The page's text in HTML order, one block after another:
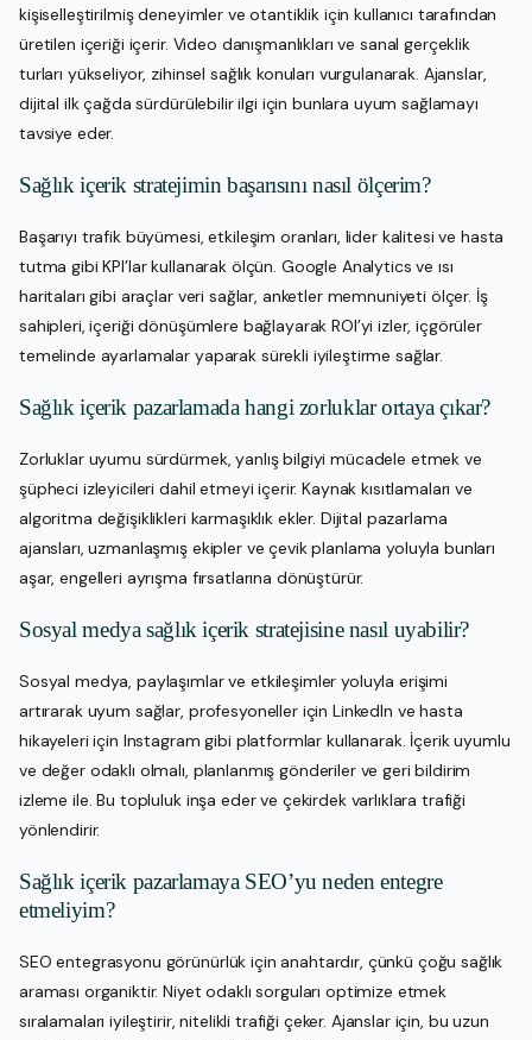
kişiselleştirilmiş deneyimler ve otantiklik için kullanıcı tarafından
üretilen içeriği içerir. Video danışmanlıkları ve sanal gerçeklik
turları yükseliyor, zihinsel sağlık konuları vurgulanarak. Ajanslar,
dijital ilk çağda sürdürülebilir ilgi için bunlara uyum sağlamayı
tavsiye eder.
Sağlık içerik stratejimin başarısını nasıl ölçerim?
Başarıyı trafik büyümesi, etkileşim oranları, lider kalitesi ve hasta
tutma gibi KPI’lar kullanarak ölçün. Google Analytics ve ısı
haritaları gibi araçlar veri sağlar, anketler memnuniyeti ölçer. İş
sahipleri, içeriği dönüşümlere bağlayarak ROI’yi izler, içgörüler
temelinde ayarlamalar yaparak sürekli iyileştirme sağlar.
Sağlık içerik pazarlamada hangi zorluklar ortaya çıkar?
Zorluklar uyumu sürdürmek, yanlış bilgiyi mücadele etmek ve
şüpheci izleyicileri dahil etmeyi içerir. Kaynak kısıtlamaları ve
algoritma değişiklikleri karmaşıklık ekler. Dijital pazarlama
ajansları, uzmanlaşmış ekipler ve çevik planlama yoluyla bunları
aşar, engelleri ayrışma fırsatlarına dönüştürür.
Sosyal medya sağlık içerik stratejisine nasıl uyabilir?
Sosyal medya, paylaşımlar ve etkileşimler yoluyla erişimi
artırarak uyum sağlar, profesyoneller için LinkedIn ve hasta
hikayeleri için Instagram gibi platformlar kullanarak. İçerik uyumlu
ve değer odaklı olmalı, planlanmış gönderiler ve geri bildirim
izleme ile. Bu topluluk inşa eder ve çekirdek varlıklara trafiği
yönlendirir.
Sağlık içerik pazarlamaya SEO’yu neden entegre
etmeliyim?
SEO entegrasyonu görünürlük için anahtardır, çünkü çoğu sağlık
araması organiktir. Niyet odaklı sorguları optimize etmek
sıralamaları iyileştirir, nitelikli trafiği çeker. Ajanslar için, bu uzun